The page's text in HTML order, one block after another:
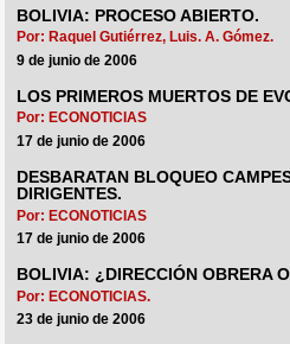
BOLIVIA: PROCESO ABIERTO.
Por: Raquel Gutiérrez, Luis. A. Gómez.
9 de junio de 2006
LOS PRIMEROS MUERTOS DE
Por: ECONOTICIAS
17 de junio de 2006
DESBARATAN BLOQUEO
DIRIGENTES.
Por: ECONOTICIAS
17 de junio de 2006
BOLIVIA: ¿DIRECCIÓN OBRERA
Por: ECONOTICIAS.
23 de junio de 2006